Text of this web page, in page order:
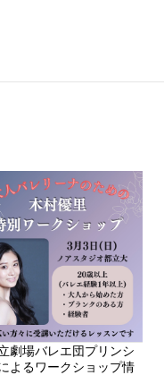
劇場バレエ団プリンシ
よるワークショップ情